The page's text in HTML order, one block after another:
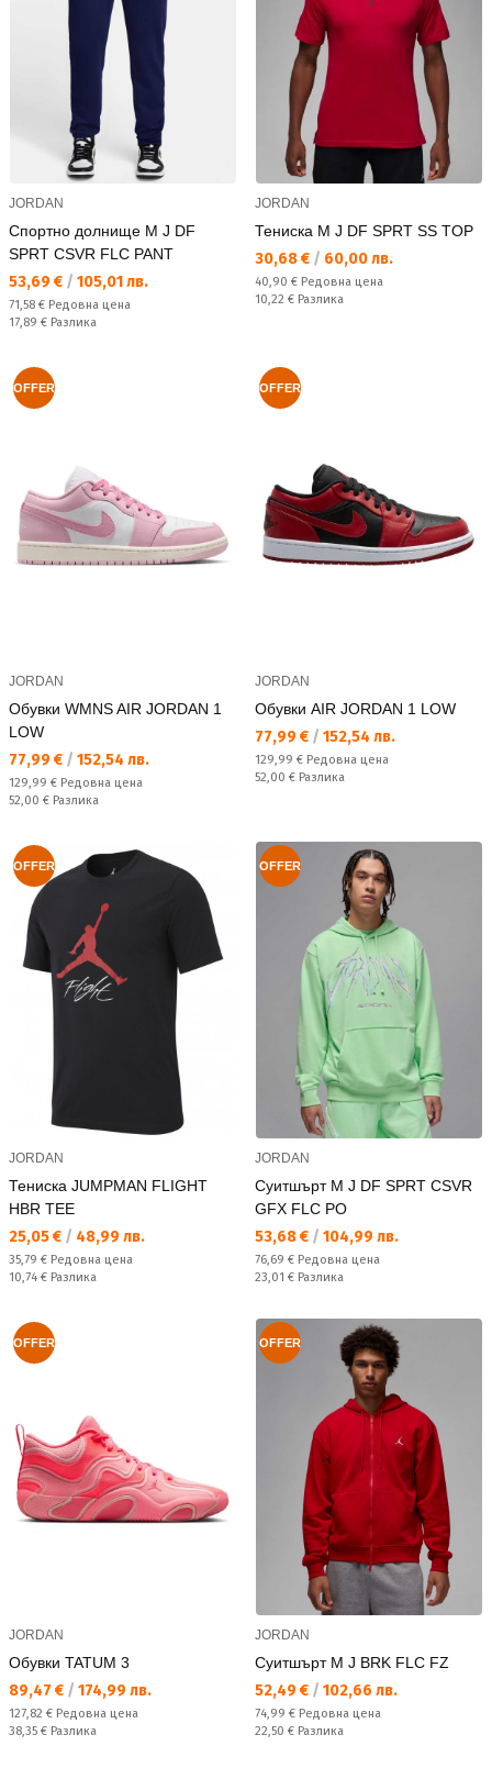
JORDAN
Спортно долнище M J DF
SPRT CSVR FLC PANT
Текуща цена:
53,69 € / 105,01 лв.
Редовна цена:
71,58 € Редовна цена
Спестявате:
17,89 € Разлика
JORDAN
Тениска M J DF SPRT SS TOP
Текуща цена:
30,68 € / 60,00 лв.
Редовна цена:
40,90 € Редовна цена
Спестявате:
10,22 € Разлика
OFFER
JORDAN
Обувки WMNS AIR JORDAN 1
LOW
Текуща цена:
77,99 € / 152,54 лв.
Редовна цена:
129,99 € Редовна цена
Спестявате:
52,00 € Разлика
OFFER
JORDAN
Обувки AIR JORDAN 1 LOW
Текуща цена:
77,99 € / 152,54 лв.
Редовна цена:
129,99 € Редовна цена
Спестявате:
52,00 € Разлика
OFFER
JORDAN
Тениска JUMPMAN FLIGHT
HBR TEE
Текуща цена:
25,05 € / 48,99 лв.
Редовна цена:
35,79 € Редовна цена
Спестявате:
10,74 € Разлика
OFFER
JORDAN
Суитшърт M J DF SPRT CSVR
GFX FLC PO
Текуща цена:
53,68 € / 104,99 лв.
Редовна цена:
76,69 € Редовна цена
Спестявате:
23,01 € Разлика
OFFER
JORDAN
Обувки TATUM 3
Текуща цена:
89,47 € / 174,99 лв.
Редовна цена:
127,82 € Редовна цена
Спестявате:
38,35 € Разлика
OFFER
JORDAN
Суитшърт M J BRK FLC FZ
Текуща цена:
52,49 € / 102,66 лв.
Редовна цена:
74,99 € Редовна цена
Спестявате:
22,50 € Разлика